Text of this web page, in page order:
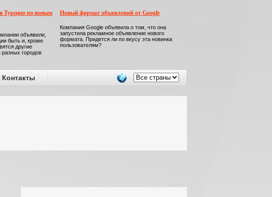
в Турцию по новым
объявили,
быть и, кроме
другие
городов
Новый формат объявлений от Google
Компания Google объявила о том, что она
запустила рекламное объявление нового
формата. Придется ли по вкусу эта новинка
пользователям?
Контакты